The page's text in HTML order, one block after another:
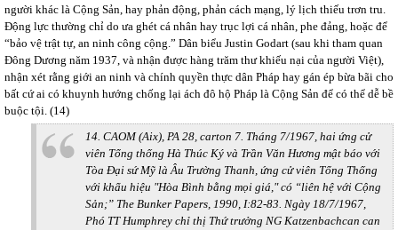
người khác là Cộng Sản, hay phản động, phản cách mạng, lý lịch thiếu trơn tru.
Động lực thường chỉ do ưa ghét cá nhân hay trục lợi cá nhân, phe đảng, hoặc để
“bảo vệ trật tự, an ninh công cộng.” Dân biểu Justin Godart (sau khi tham quan
Đông Dương năm 1937, và nhận được hàng trăm thư khiếu nại của người Việt),
nhận xét rằng giới an ninh và chính quyền thực dân Pháp hay gán ép bừa bãi cho
bất cứ ai có khuynh hướng chống lại ách đô hộ Pháp là Cộng Sản để có thể dễ bề
buộc tội. (14)
14. CAOM (Aix), PA 28, carton 7. Tháng 7/1967, hai ứng cử
viên Tổng thống Hà Thúc Ký và Trần Văn Hương mật báo với
Tòa Đại sứ Mỹ là Âu Trường Thanh, ứng cử viên Tổng Thống
với khẩu hiệu "Hòa Bình bằng mọi giá," có “liên hệ với Cộng
Sản;” The Bunker Papers, 1990, I:82-83. Ngày 18/7/1967,
Phó TT Humphrey chỉ thị Thứ trưởng NG Katzenbachcan can